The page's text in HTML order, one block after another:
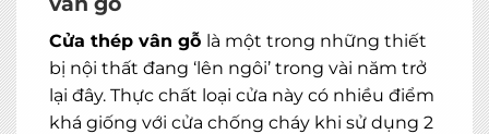
Cửa thép vân gỗ là một trong những thiết
bị nội thất đang ‘lên ngôi’ trong vài năm trở
lại đây. Thực chất loại cửa này có nhiều điểm
khá giống với cửa chống cháy khi sử dụng 2